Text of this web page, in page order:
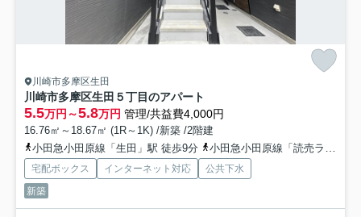
川崎市多摩区生田
川崎市多摩区生田５丁目のアパート
5.5万円～5.8万円 管理/共益費4,000円
16.76㎡～18.67㎡ (1R～1K) /新築 /2階建
小田急小田原線「生田」駅 徒歩9分
小田急小田原線「読売ランド前」駅 徒歩18分
宅配ボックス インターネット対応
公共下水
新築